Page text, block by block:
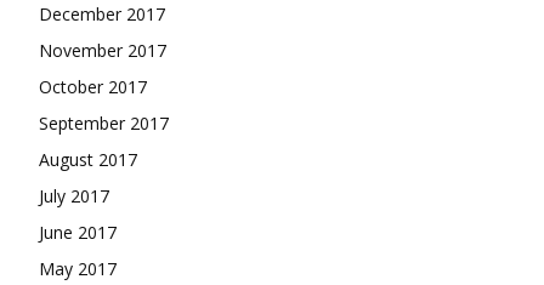
December 2017
November 2017
October 2017
September 2017
August 2017
July 2017
June 2017
May 2017